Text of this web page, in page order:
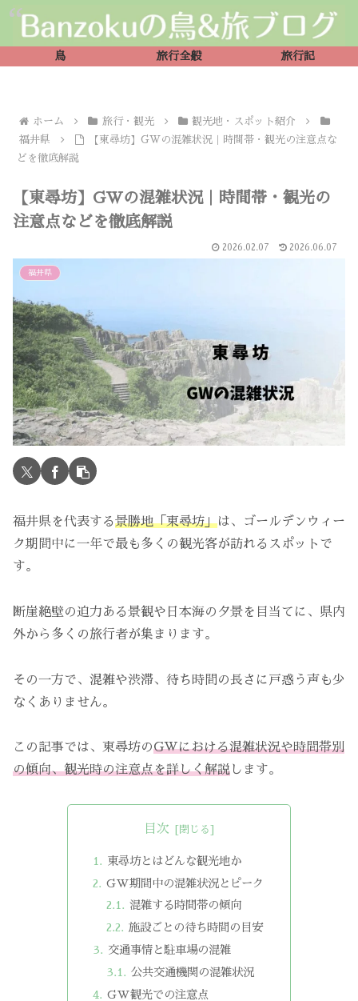
鳥 旅行全般 旅行記
ホーム 旅行・観光
観光地・スポット紹介
福井県
【東尋坊】GWの混雑状況｜時間帯・観光の注意点な
どを徹底解説
【東尋坊】GWの混雑状況｜時間帯・観光の
注意点などを徹底解説
2026.02.07 2026.06.07
福井県
福井県を代表する景勝地「東尋坊」は、ゴールデンウィー
ク期間中に一年で最も多くの観光客が訪れるスポットで
す。
断崖絶壁の迫力ある景観や日本海の夕景を目当てに、県内
外から多くの旅行者が集まります。
その一方で、混雑や渋滞、待ち時間の長さに戸惑う声も少
なくありません。
この記事では、東尋坊のGWにおける混雑状況や時間帯別
の傾向、観光時の注意点を詳しく解説 します。
目次
東尋坊とはどんな観光地か
GW期間中の混雑状況とピーク
混雑する時間帯の傾向
施設ごとの待ち時間の目安
交通事情と駐車場の混雑
公共交通機関の混雑状況
GW観光での注意点